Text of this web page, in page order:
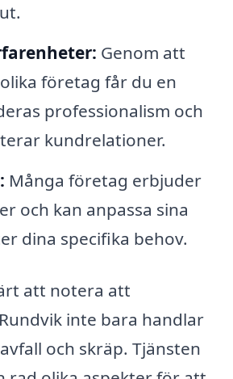
Genom att
företag får du en
professionalism och
kundrelationer.
Många företag erbjuder
och kan anpassa sina
dina specifika behov.
att notera att
inte bara handlar
och skräp. Tjänsten